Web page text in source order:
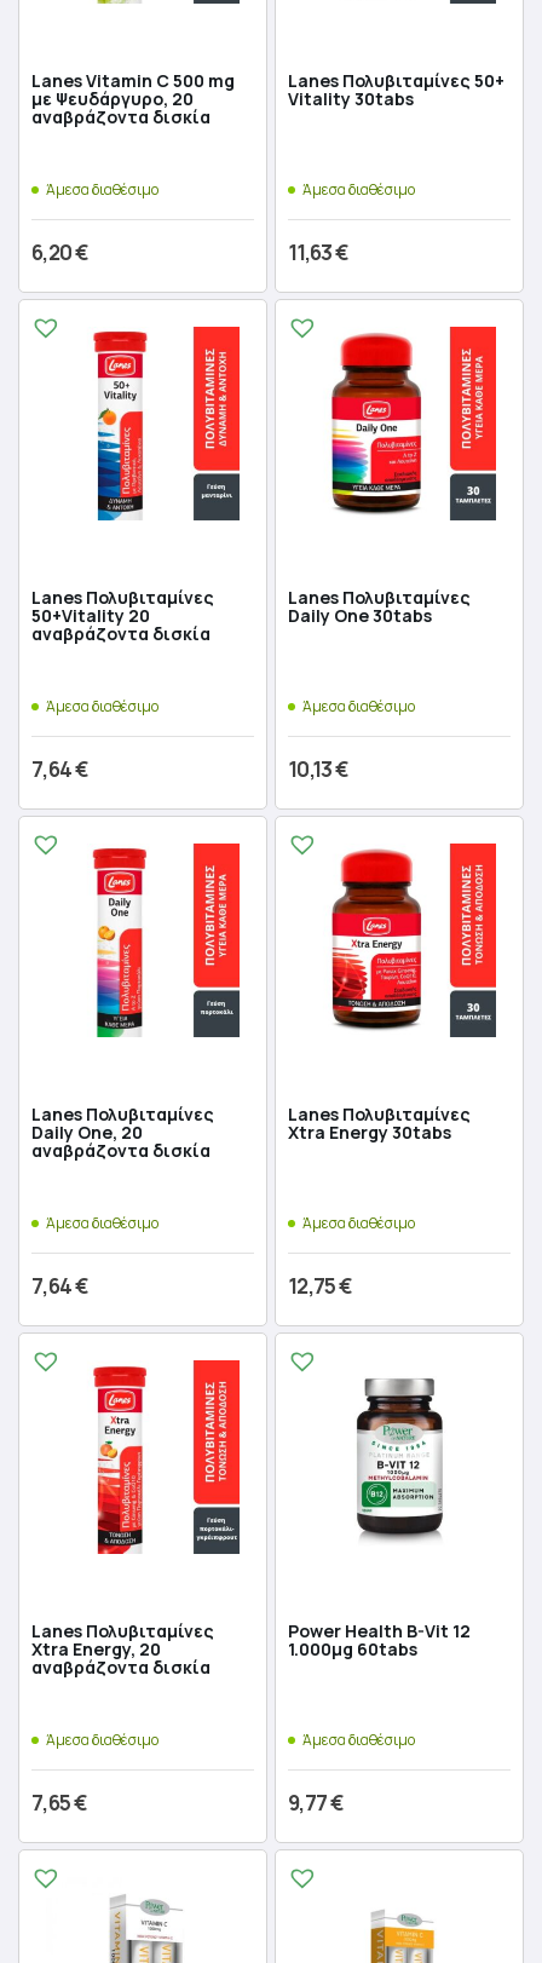
Lanes Vitamin C 500 mg
με Ψευδάργυρο, 20
αναβράζοντα δισκία
Άμεσα διαθέσιμο
6,20€
Lanes Πολυβιταμίνες 50+
Vitality 30tabs
Άμεσα διαθέσιμο
11,63€
Lanes Πολυβιταμίνες
50+Vitality 20
αναβράζοντα δισκία
Άμεσα διαθέσιμο
7,64€
Lanes Πολυβιταμίνες
Daily One 30tabs
Άμεσα διαθέσιμο
10,13€
Lanes Πολυβιταμίνες
Daily One, 20
αναβράζοντα δισκία
Άμεσα διαθέσιμο
7,64€
Lanes Πολυβιταμίνες
Xtra Energy 30tabs
Άμεσα διαθέσιμο
12,75€
Lanes Πολυβιταμίνες
Xtra Energy, 20
αναβράζοντα δισκία
Άμεσα διαθέσιμο
7,65€
Power Health B-Vit 12
1.000μg 60tabs
Άμεσα διαθέσιμο
9,77€